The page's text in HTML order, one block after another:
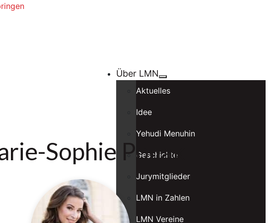
Über LMN
Aktuelles
Idee
Yehudi Menuhin
Geschichte
Jurymitglieder
LMN in Zahlen
LMN Vereine
Sophie Pollak